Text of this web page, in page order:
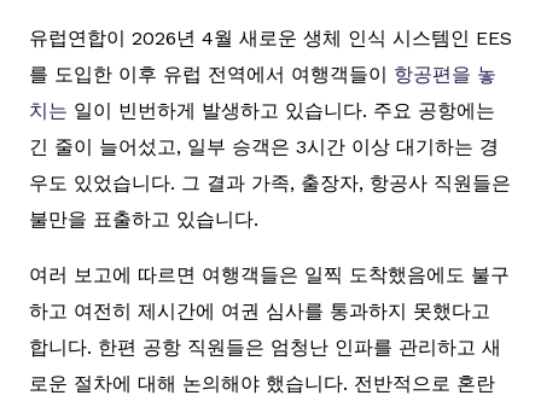
유럽연합이 2026년 4월 새로운 생체 인식 시스템인 EES
를 도입한 이후 유럽 전역에서 여행객들이 항공편을 놓
치는 일이 빈번하게 발생하고 있습니다. 주요 공항에는
긴 줄이 늘어섰고, 일부 승객은 3시간 이상 대기하는 경
우도 있었습니다. 그 결과 가족, 출장자, 항공사 직원들은
불만을 표출하고 있습니다.
여러 보고에 따르면 여행객들은 일찍 도착했음에도 불구
하고 여전히 제시간에 여권 심사를 통과하지 못했다고
합니다. 한편 공항 직원들은 엄청난 인파를 관리하고 새
로운 절차에 대해 논의해야 했습니다. 전반적으로 혼란